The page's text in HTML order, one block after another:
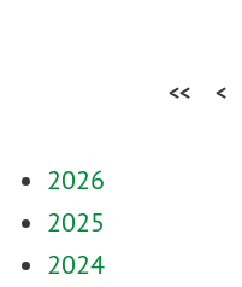
<<
<
2026
2025
2024